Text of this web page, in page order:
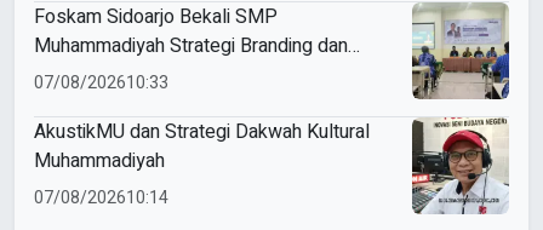
Foskam Sidoarjo Bekali SMP
Muhammadiyah Strategi Branding dan
Marketing Sekolah
07/08/202610:33
AkustikMU dan Strategi Dakwah Kultural
Muhammadiyah
07/08/202610:14